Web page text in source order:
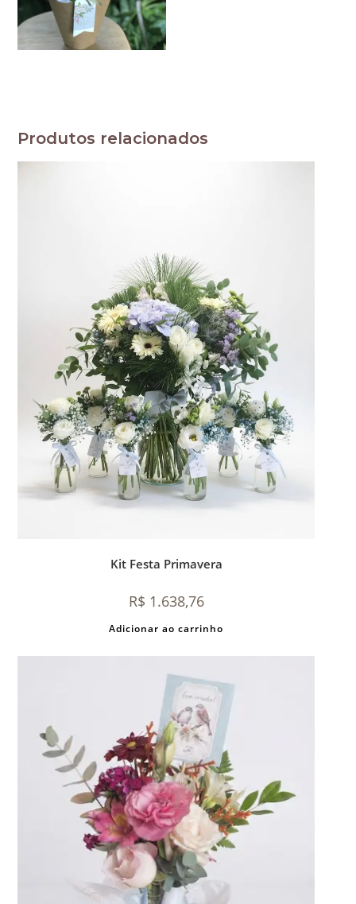
Produtos relacionados
Kit Festa Primavera
R$ 1.638,76
Adicionar ao carrinho